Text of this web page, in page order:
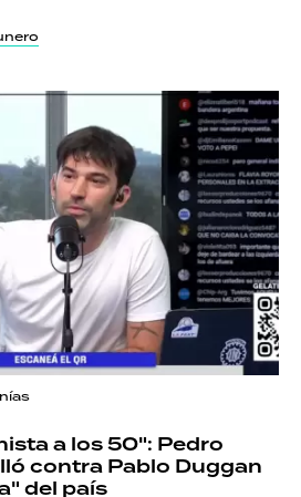
a los 50": Pedro
contra Pablo Duggan
del país